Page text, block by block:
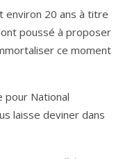
environ 20 ans à titre
poussé à proposer
ce moment
pour National
laisse deviner dans